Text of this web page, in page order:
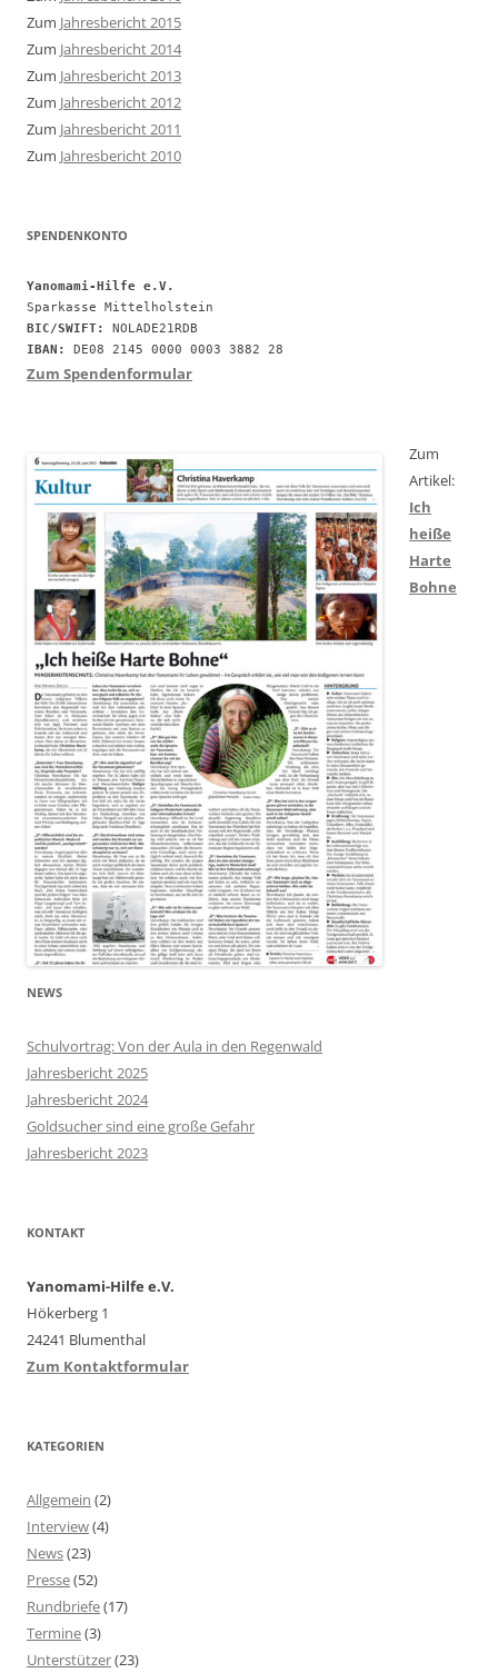
Zum Jahresbericht 2015
Zum Jahresbericht 2014
Zum Jahresbericht 2013
Zum Jahresbericht 2012
Zum Jahresbericht 2011
Zum Jahresbericht 2010
SPENDENKONTO
Yanomami-Hilfe e.V.
BIC/SWIFT:
IBAN:
DE08 2145 0000 0003 3882 28
Zum Spendenformular
Zum
Artikel:
Ich
heiße
Harte
Bohne
NEWS
Schulvortrag: Von der Aula in den Regenwald
Jahresbericht 2025
Jahresbericht 2024
Goldsucher sind eine große Gefahr
Jahresbericht 2023
KONTAKT
Yanomami-Hilfe e.V.
Hökerberg 1
24241 Blumenthal
Zum Kontaktformular
KATEGORIEN
Allgemein (2)
Interview(4)
News(23)
Presse(52)
Rundbriefe(17)
Termine(3)
Unterstützer(23)